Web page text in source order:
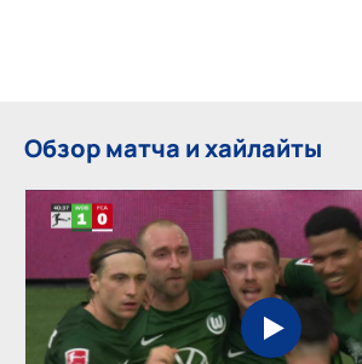
Обзор матча и хайлайты